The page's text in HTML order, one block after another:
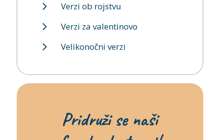
Verzi ob rojstvu
Verzi za valentinovo
Velikonočni verzi
Pridruži se naši